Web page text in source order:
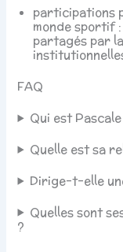
participations
monde sportif
partagés par
FAQ
Qui est
Quelle est sa
Dirige-t-elle
Quelles sont
?